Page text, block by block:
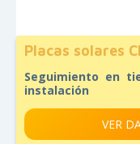
Placas solares
Seguimiento en
instalación
VER